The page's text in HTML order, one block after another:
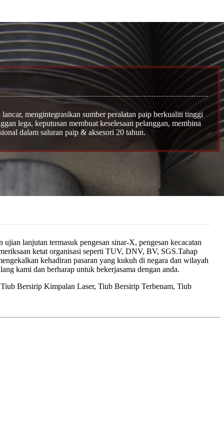
mengintegrasikan sumber peralatan paip berkualiti tinggi
lega, keputusan membuat keselesaan pelanggan, membina
dalam saluran paip & aksesori 20 tahun.
lanjutan termasuk pengesan sinar-X, pengesan kecacatan
ketat organisasi seperti TUV, DNV, BV, SGS.Tahap
kehadiran pasaran yang kukuh di negara dan wilayah
kami dan berharap untuk bekerjasama dengan anda.
Bersirip Kimpalan Laser, Tiub Bersirip Terbenam, Tiub